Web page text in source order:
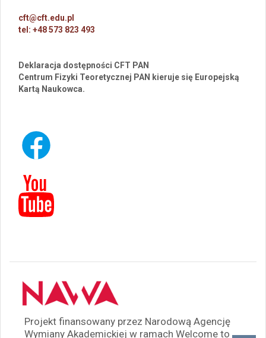
cft@cft.edu.pl
tel: +48 573 823 493
Deklaracja dostępności CFT PAN
Centrum Fizyki Teoretycznej PAN kieruje się Europejską
Kartą Naukowca.
Projekt finansowany przez Narodową Agencję
Wymiany Akademickiej w ramach Welcome to